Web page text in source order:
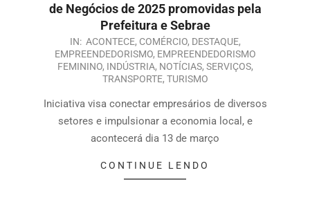
de Negócios de 2025 promovidas pela
Prefeitura e Sebrae
IN: ACONTECE, COMÉRCIO, DESTAQUE,
EMPREENDEDORISMO, EMPREENDEDORISMO
FEMININO, INDÚSTRIA, NOTÍCIAS, SERVIÇOS,
TRANSPORTE, TURISMO
Iniciativa visa conectar empresários de diversos
setores e impulsionar a economia local, e
acontecerá dia 13 de março
CONTINUE LENDO